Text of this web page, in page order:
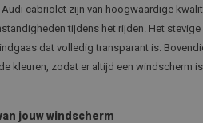
cabriolet zijn van hoogwaardige
tijdens het rijden. Het
dat volledig transparant is.
kleuren, zodat er altijd een windscherm
jouw windscherm